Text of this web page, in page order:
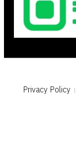
Privacy Policy